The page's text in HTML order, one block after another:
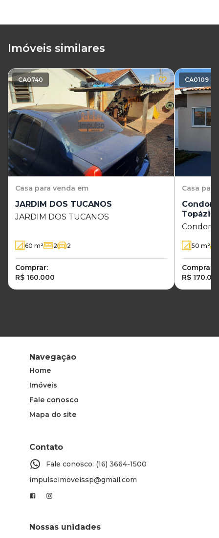
Imóveis similares
CA0740
Casa para venda em
JARDIM DOS TUCANOS
JARDIM DOS TUCANOS
60 m² 2 2
Comprar:
R$ 160.000
CA0109
Casa
Topázio
50 m²
Comprar:
R$
Navegação
Home
Imóveis
Fale conosco
Mapa do site
Contato
Fale conosco: (16) 3664-1500
impulsoimoveissp@gmail.com
Nossas unidades